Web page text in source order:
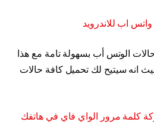
اب للاندرويد
الوتس أب بسهولة تامة مع هذا
انه سيتيح لك تحميل كافة حالات
كلمة مرور الواي فاي في هاتفك